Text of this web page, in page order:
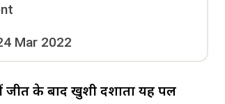
Mar 2022
के बाद खुशी दर्शाता यह पल